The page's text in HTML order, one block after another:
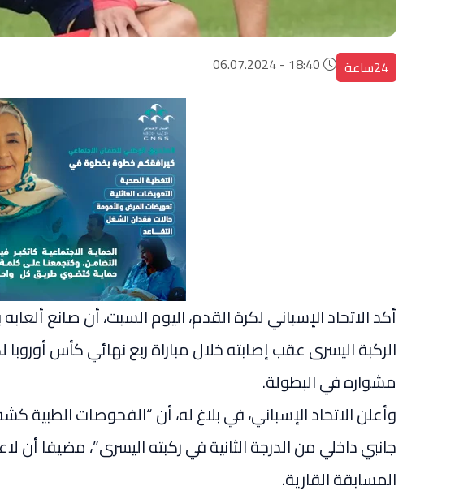
24ساعة
أكد الاتحاد الإسباني لكرة القدم، اليوم السبت، أن صانع
الركبة اليسرى عقب إصابته خلال مباراة ربع نهائي كأس أوروبا
مشواره في البطولة.
وأعلن الاتحاد الإسباني، في بلاغ له، أن “الفحوصات الطبية
جانبي داخلي من الدرجة الثانية في ركبته اليسرى”، مضيفا أن
المسابقة القارية.